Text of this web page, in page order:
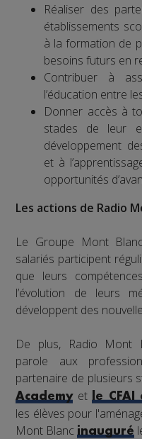
Réaliser des
établissements
à la formation de
besoins futurs en
Contribuer à
l’éducation entre
Donner accès à
stades de leur
développement
et à
opportunités
Les actions de Radio
Le Groupe Mont
salariés participent
que leurs
l’évolution de leurs
développent des
De plus, Radio Mont
parole aux
partenaire de plusieurs
Academyet le
les élèves pour
Mont Blancinauguré